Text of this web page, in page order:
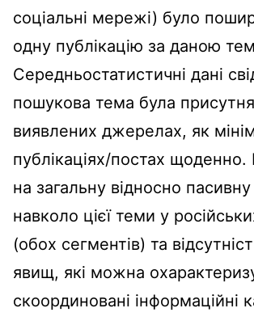
соціальні мережі) було
одну публікацію за даною
Середньостатистичні дані
пошукова тема була
виявлених джерелах, як
публікаціях/постах щоденно.
на загальну відносно пасивну
навколо цієї теми у
(обох сегментів) та
явищ, які можна
скоординовані інформаційні